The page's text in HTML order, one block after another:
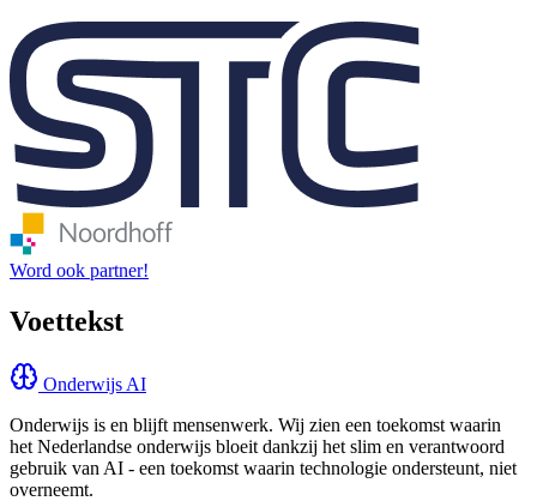
Word ook partner!
Voettekst
Onderwijs AI
Onderwijs is en blijft mensenwerk. Wij zien een toekomst waarin
het Nederlandse onderwijs bloeit dankzij het slim en verantwoord
gebruik van AI - een toekomst waarin technologie ondersteunt, niet
overneemt.